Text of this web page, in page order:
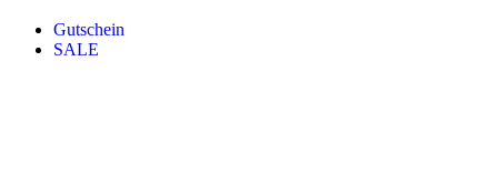
Gutschein
SALE